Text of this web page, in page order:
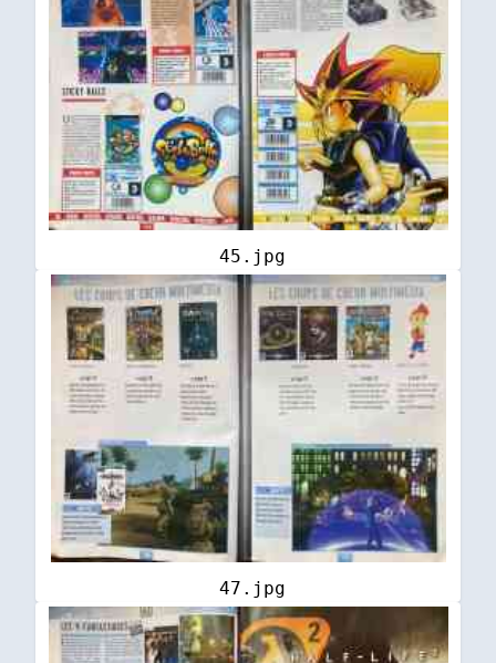
45.jpg
47.jpg